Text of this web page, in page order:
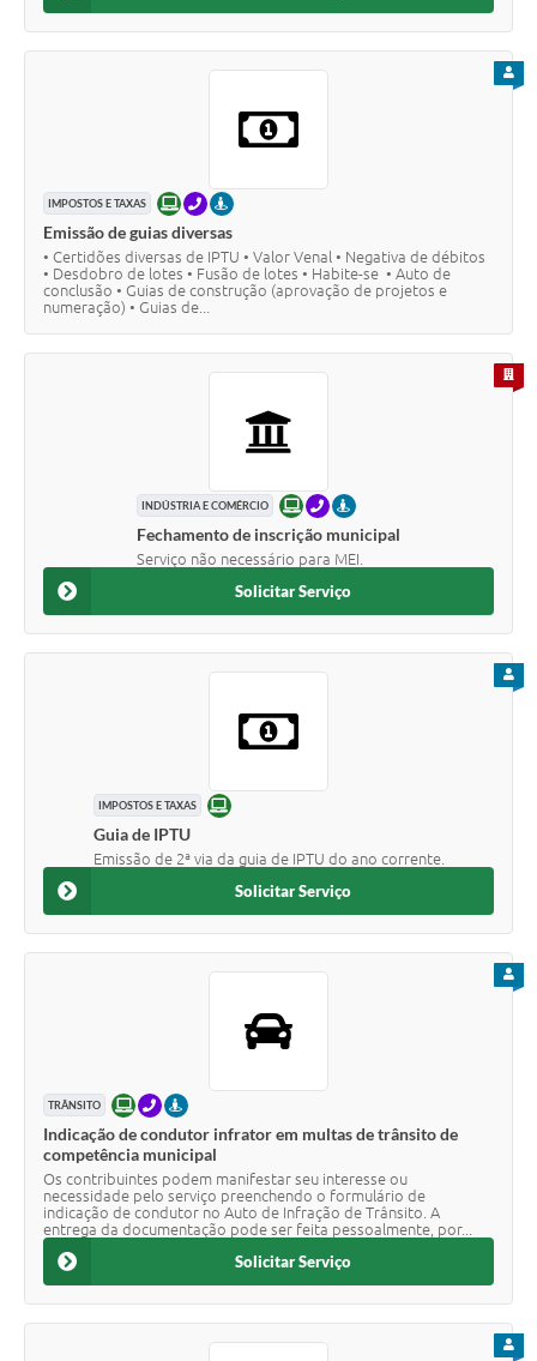
IMPOSTOS E TAXAS ONLINETELEFONEPRESENCIAL
Emissão de guias diversas
• Certidões diversas de IPTU • Valor Venal • Negativa de débitos
• Desdobro de lotes • Fusão de lotes • Habite-se • Auto de
conclusão • Guias de construção (aprovação de projetos e
numeração) • Guias de...
INDÚSTRIA E COMÉRCIO ONLINETELEFONEPRESENCIAL
Fechamento de inscrição municipal
Serviço não necessário para MEI.
PARA
Solicitar Serviço
IMPOSTOS E TAXAS ONLINE
Guia de IPTU
Emissão de 2ª via da guia de IPTU do ano corrente.
Solicitar Serviço
TRÂNSITO ONLINETELEFONEPRESENCIAL
Indicação de condutor infrator em multas de trânsito de
competência municipal
Os contribuintes podem manifestar seu interesse ou
necessidade pelo serviço preenchendo o formulário de
indicação de condutor no Auto de Infração de Trânsito. A
entrega da documentação pode ser feita pessoalmente, por...
Solicitar Serviço